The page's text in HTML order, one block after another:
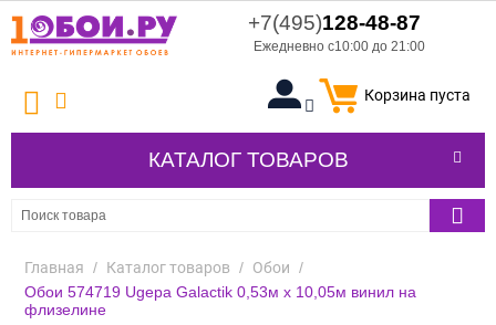
+7(495)128-48-87
Ежедневно с10:00 до 21:00
Корзина пуста
КАТАЛОГ ТОВАРОВ
Главная / Каталог товаров / Обои /
Обои 574719 Ugepa Galactik 0,53м x 10,05м винил на
флизелине